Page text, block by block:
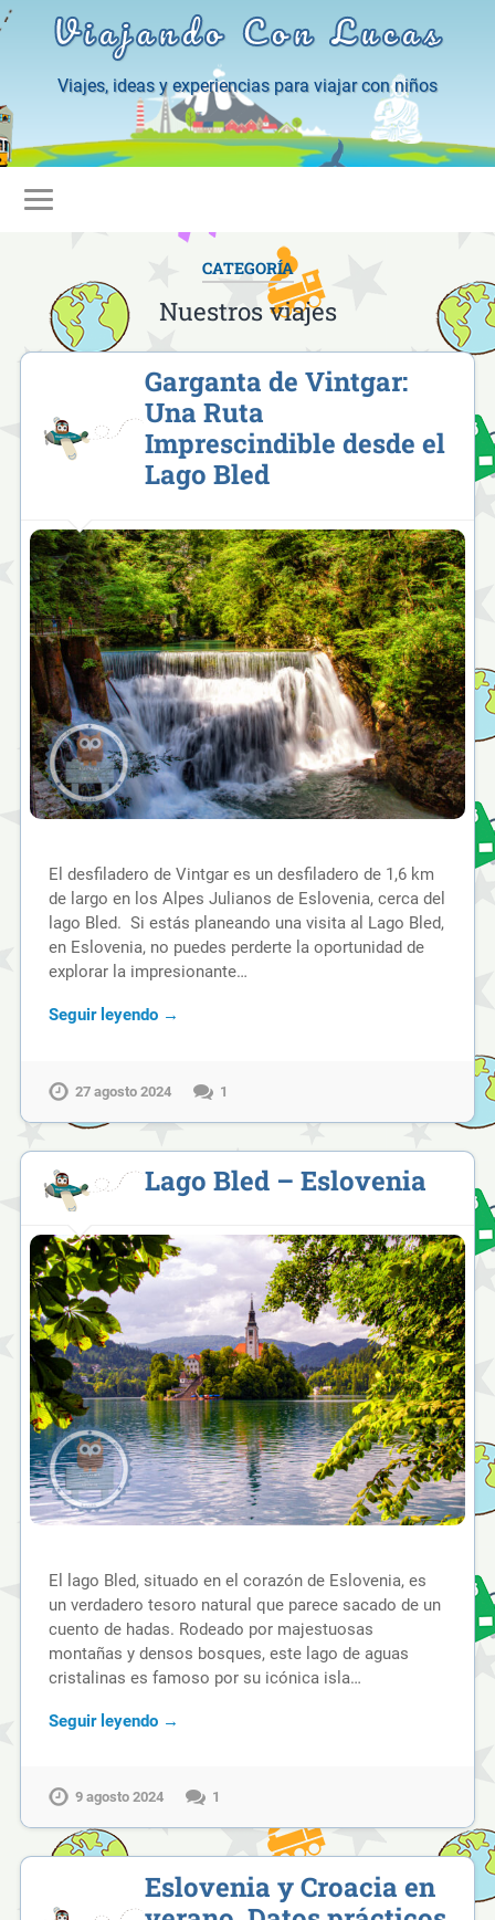
Viajando Con Lucas
Viajes, ideas y experiencias para viajar con niños
CATEGORÍA
Nuestros viajes
Garganta de Vintgar:
Una Ruta
Imprescindible desde el
Lago Bled
El desfiladero de Vintgar es un desfiladero de 1,6 km
de largo en los Alpes Julianos de Eslovenia, cerca del
lago Bled. Si estás planeando una visita al Lago Bled,
en Eslovenia, no puedes perderte la oportunidad de
explorar la impresionante…
Seguir leyendo →
27 agosto 2024 1
Lago Bled – Eslovenia
El lago Bled, situado en el corazón de Eslovenia, es
un verdadero tesoro natural que parece sacado de un
cuento de hadas. Rodeado por majestuosas
montañas y densos bosques, este lago de aguas
cristalinas es famoso por su icónica isla…
Seguir leyendo →
9 agosto 2024 1
Eslovenia y Croacia en